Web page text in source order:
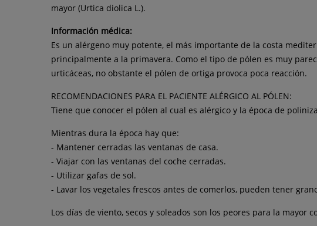
mayor (Urtica diolica L.).
Información médica:
Es un alérgeno muy potente, el más importante de la costa
principalmente a la primavera. Como el tipo de pólen es muy
urticáceas, no obstante el pólen de ortiga provoca poca reacción.
RECOMENDACIONES PARA EL PACIENTE ALÉRGICO AL PÓLEN:
Tiene que conocer el pólen al cual es alérgico y la época de
Mientras dura la época hay que:
- Mantener cerradas las ventanas de casa.
- Viajar con las ventanas del coche cerradas.
- Utilizar gafas de sol.
- Lavar los vegetales frescos antes de comerlos, pueden tener
Los días de viento, secos y soleados son los peores para la mayor